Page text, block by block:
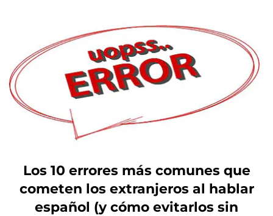
Los 10 errores más comunes que
cometen los extranjeros al hablar
español (y cómo evitarlos sin